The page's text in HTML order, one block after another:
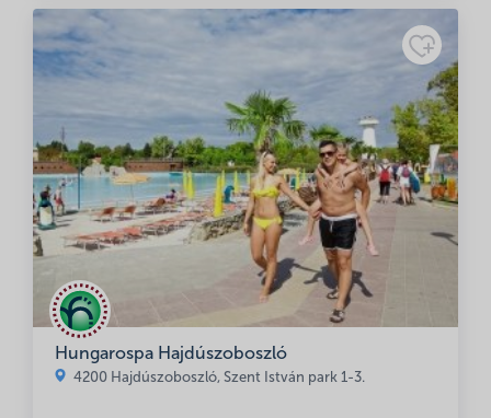
Adatkezelési
tájékoztató
Hungarospa Hajdúszoboszló
4200 Hajdúszoboszló, Szent István park 1-3.